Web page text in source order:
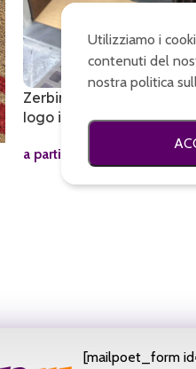
Zerbino in cocco su
logo intarsiato
a partire da 120,00€ al m² +
[mailpoet_form
Utilizziamo i
contenuti del
nostra politica